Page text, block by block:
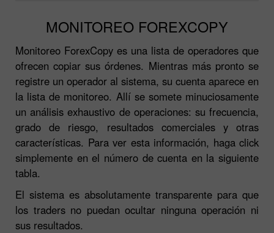
MONITOREO FOREXCOPY
Monitoreo ForexCopy es una lista de operadores que
ofrecen copiar sus órdenes. Mientras más pronto se
registre un operador al sistema, su cuenta aparece en
la lista de monitoreo. Allí se somete minuciosamente
un análisis exhaustivo de operaciones: su frecuencia,
grado de riesgo, resultados comerciales y otras
características. Para ver esta información, haga click
simplemente en el número de cuenta en la siguiente
tabla.
El sistema es absolutamente transparente para que
los traders no puedan ocultar ninguna operación ni
sus resultados.